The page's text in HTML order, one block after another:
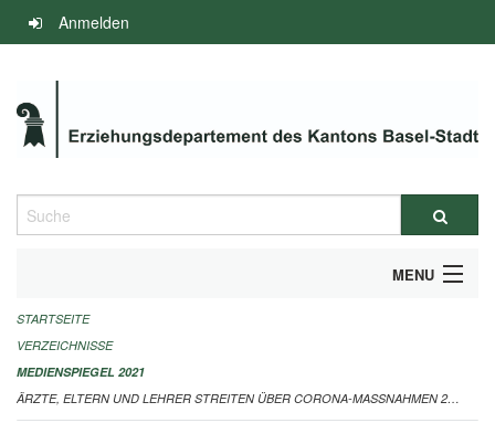
Navigation
überspringen
Anmelden
Suche
MENU
INFOS ZUM ED-MEDIENSPIEGEL
IMPRESSUM
STARTSEITE
VERZEICHNISSE
MEDIENSPIEGEL 2021
ÄRZTE, ELTERN UND LEHRER STREITEN ÜBER CORONA-MASSNAHMEN 25.09.2021